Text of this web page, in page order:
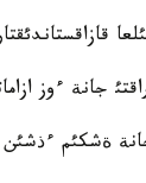
جانة ءوز
ةشكئم ءذشئن